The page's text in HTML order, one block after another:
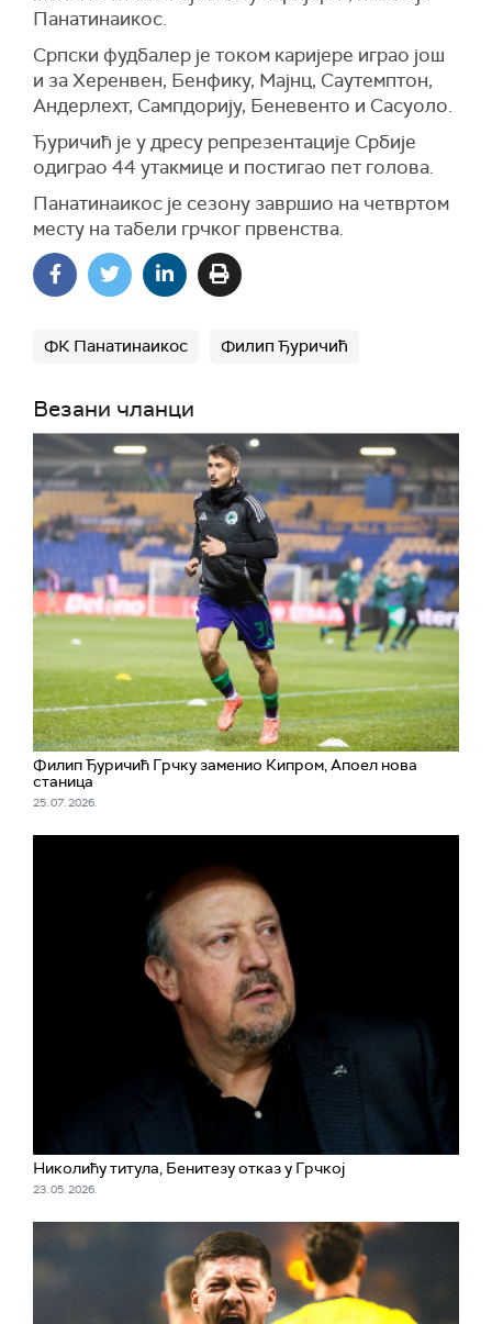
Панатинаикос.
Српски фудбалер је током каријере играо још
и за Херенвен, Бенфику, Мајнц, Саутемптон,
Андерлехт, Сампдорију, Беневенто и Сасуоло.
Ђуричић је у дресу репрезентације Србије
одиграо 44 утакмице и постигао пет голова.
Панатинаикос је сезону завршио на четвртом
месту на табели грчког првенства.
ФК Панатинаикос Филип Ђуричић
Везани чланци
Филип Ђуричић Грчку заменио Кипром, Апоел нова
станица
25. 07. 2026.
Николићу титула, Бенитезу отказ у Грчкој
23. 05. 2026.